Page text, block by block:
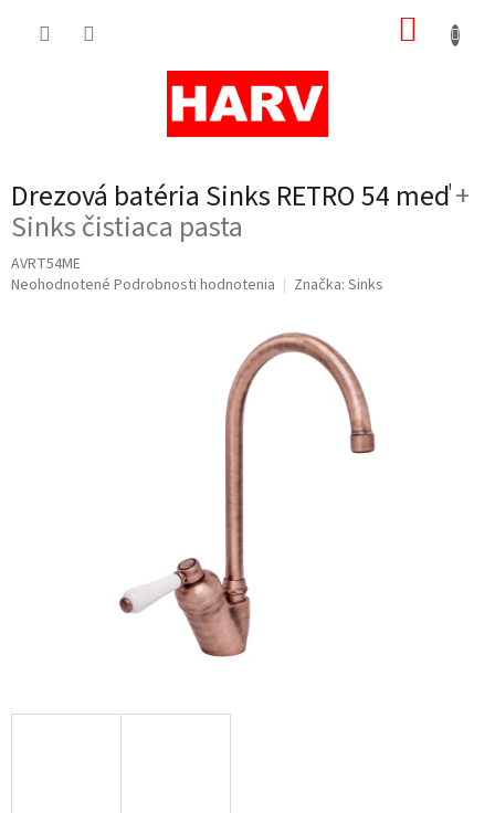
Drezová batéria Sinks RETRO 54 meď+
Sinks čistiaca pasta
AVRT54ME
Priemerné
Neohodnotené Podrobnosti hodnotenia Značka: Sinks